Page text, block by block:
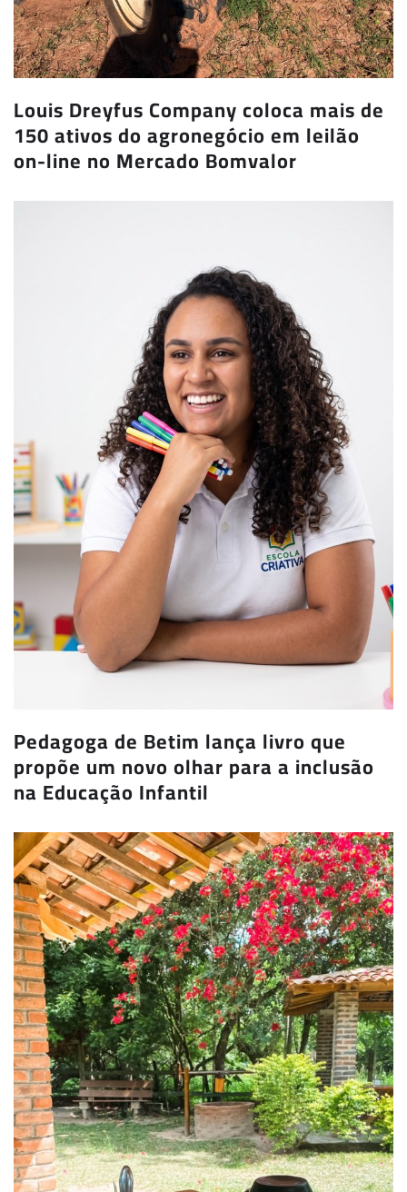
Louis Dreyfus Company coloca mais de
150 ativos do agronegócio em leilão
on-line no Mercado Bomvalor
Pedagoga de Betim lança livro que
propõe um novo olhar para a inclusão
na Educação Infantil